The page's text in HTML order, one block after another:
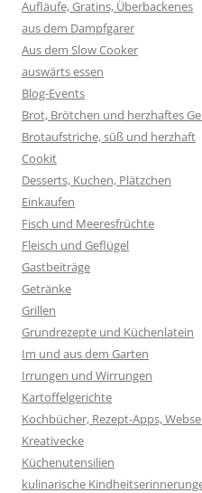
Aufläufe, Gratins, Überbackenes
aus dem Dampfgarer
Aus dem Slow Cooker
auswärts essen
Blog-Events
Brot, Brötchen und herzhaftes
Brotaufstriche, süß und herzhaft
Cookit
Desserts, Kuchen, Plätzchen
Einkaufen
Fisch und Meeresfrüchte
Fleisch und Geflügel
Gastbeiträge
Getränke
Grillen
Grundrezepte und Küchenlatein
Im und aus dem Garten
Irrungen und Wirrungen
Kartoffelgerichte
Kochbücher, Rezept-Apps,
Kreativecke
Küchenutensilien
kulinarische